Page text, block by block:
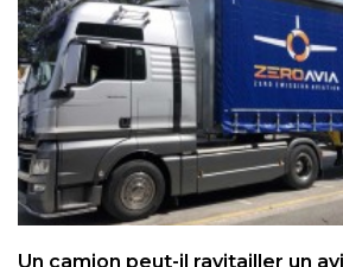
Un camion peut-il ravitailler un